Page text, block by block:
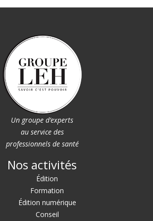
Un groupe d’experts
au service des
professionnels de santé
Nos activités
Édition
Formation
Édition numérique
Conseil